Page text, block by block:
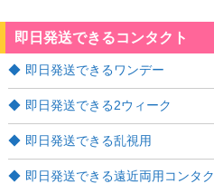
即日発送できるコンタクト
即日発送できるワンデー
即日発送できる2ウィーク
即日発送できる乱視用
即日発送できる遠近両用コンタク